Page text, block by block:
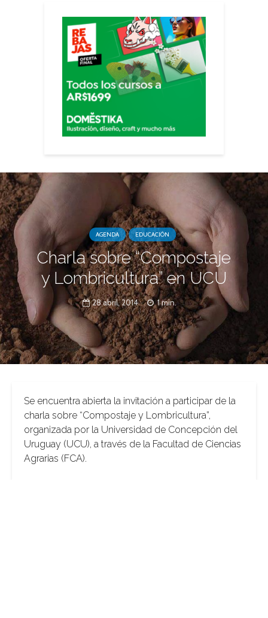
AGENDA EDUCACIÓN
Charla sobre “Compostaje
y Lombricultura” en UCU
28 abril, 2014 1 min.
Se encuentra abierta la invitación a participar de la
charla sobre “Compostaje y Lombricultura”,
organizada por la Universidad de Concepción del
Uruguay (UCU), a través de la Facultad de Ciencias
Agrarias (FCA).